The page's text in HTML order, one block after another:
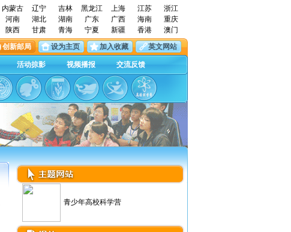
内蒙古 辽宁 吉林 黑龙江 上海 江苏
浙江
河南 湖北 湖南 广东 广西 海南
重庆
陕西 甘肃 青海 宁夏 新疆 香港
澳门
创新邮局 设为主页 加入收藏 英文网站
活动掠影 视频播报 交流反馈
青少年高校科学营